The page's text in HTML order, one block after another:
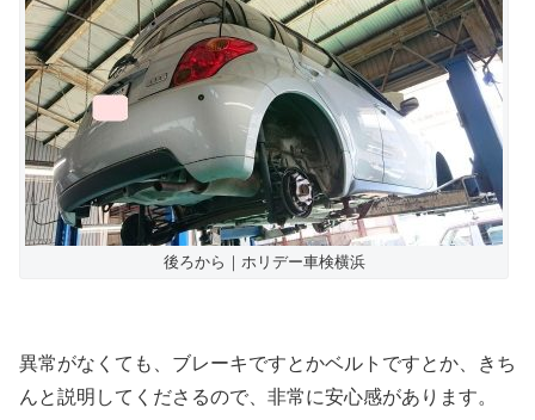
後ろから｜ホリデー車検横浜
異常がなくても、ブレーキですとかベルトですとか、きち
んと説明してくださるので、非常に安心感があります。